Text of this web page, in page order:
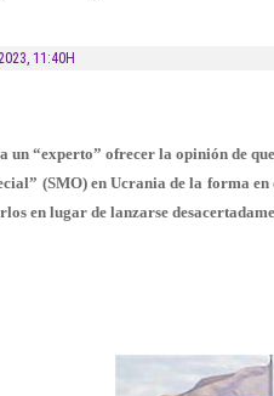
, 11:40H
a un “experto” ofrecer la opinión de
(SMO) en Ucrania de la forma
en lugar de lanzarse